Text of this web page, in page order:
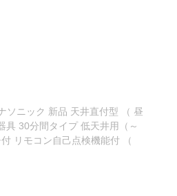
ソニック 新品 天井直付型 （ 昼
具 30分間タイプ 低天井用（～
リモコン自己点検機能付 （